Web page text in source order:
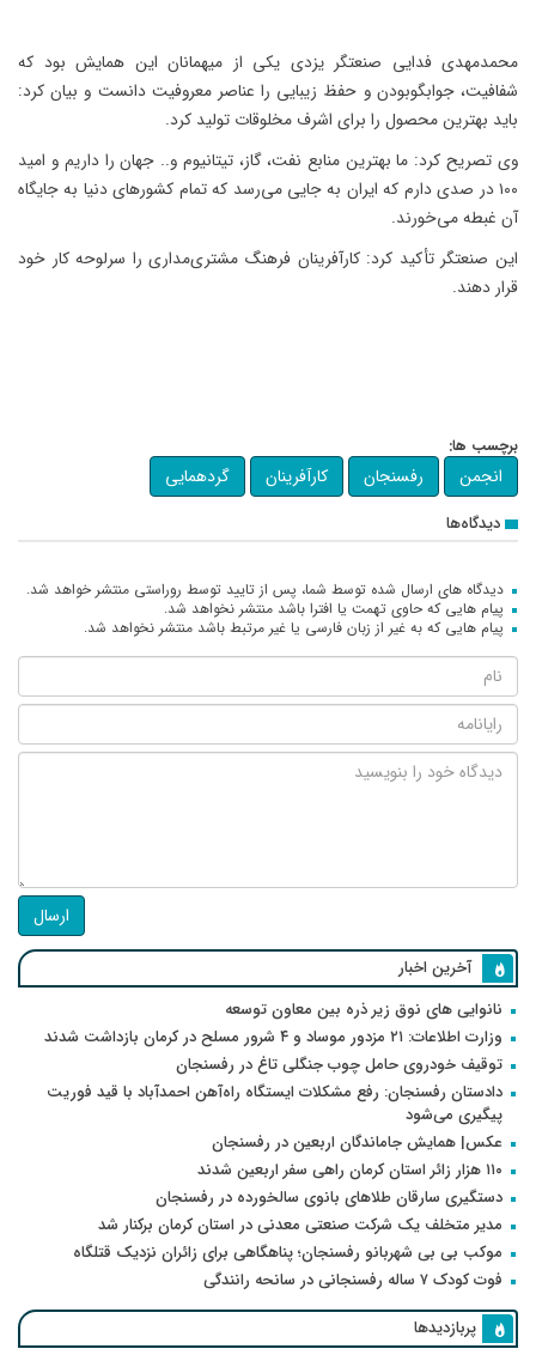
محمدمهدی فدایی صنعتگر یزدی یکی از میهمانان این همایش بود که
شفافیت، جوابگوبودن و حفظ زیبایی را عناصر معروفیت دانست و بیان کرد:
باید بهترین محصول را برای اشرف مخلوقات تولید کرد.
وی تصریح کرد: ما بهترین منابع نفت، گاز، تیتانیوم و.. جهان را داریم و امید
۱۰۰ در صدی دارم که ایران به جایی می‌رسد که تمام کشورهای دنیا به جایگاه
آن غبطه می‌خورند.
این صنعتگر تأکید کرد: کارآفرینان فرهنگ مشتری‌مداری را سرلوحه کار خود
قرار دهند.
برچسب ها:
انجمن رفسنجان کارآفرینان گردهمایی
دیدگاه‌ها
دیدگاه های ارسال شده توسط شما، پس از تایید توسط روراستی منتشر خواهد شد.
پیام هایی که حاوی تهمت یا افترا باشد منتشر نخواهد شد.
پیام هایی که به غیر از زبان فارسی یا غیر مرتبط باشد منتشر نخواهد شد.
ارسال
آخرین اخبار
نانوایی های نوق زیر ذره بین معاون توسعه
وزارت اطلاعات: ۲۱ مزدور موساد و ۴ شرور مسلح در کرمان بازداشت شدند
توقیف خودروی حامل چوب جنگلی تاغ در رفسنجان
دادستان رفسنجان: رفع مشکلات ایستگاه راه‌آهن احمدآباد با قید فوریت
پیگیری می‌شود
عکس| همایش جاماندگان اربعین در رفسنجان
۱۱۰ هزار زائر استان کرمان راهی سفر اربعین شدند
دستگیری سارقان طلاهای بانوی سالخورده در رفسنجان
مدیر متخلف یک شرکت صنعتی معدنی در استان کرمان برکنار شد
موکب بی بی شهربانو رفسنجان؛ پناهگاهی برای زائران نزدیک قتلگاه
فوت کودک ۷ ساله رفسنجانی در سانحه رانندگی
پربازدیدها